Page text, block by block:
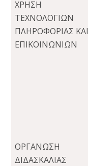
ΧΡΗΣΗ
ΤΕΧΝΟΛΟΓΙΩΝ
ΠΛΗΡΟΦΟΡΙΑΣ ΚΑΙ
ΕΠΙΚΟΙΝΩΝΙΩΝ
ΟΡΓΑΝΩΣΗ
ΔΙΔΑΣΚΑΛΙΑΣ